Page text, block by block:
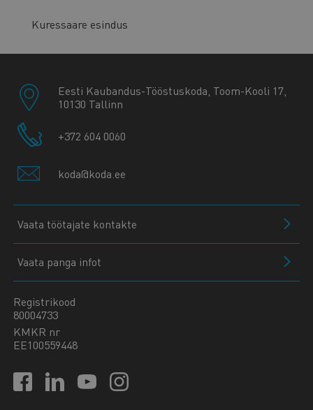
Kuressaare esindus
Eesti Kaubandus-Tööstuskoda, Toom-Kooli 17,
10130 Tallinn
+372 604 0060
koda@koda.ee
Vaata töötajate kontakte
Vaata panga infot
Registrikood
80004733
KMKR nr
EE100559448